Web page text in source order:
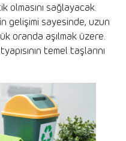
olmasını sağlayacak.
gelişimi sayesinde, uzun
oranda aşılmak üzere.
temel taşlarını